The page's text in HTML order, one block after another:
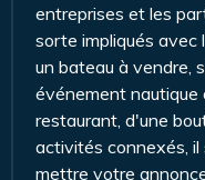
entreprises et les
sorte impliqués avec
un bateau à vendre,
événement nautique
restaurant, d'une
activités connexés,
mettre votre